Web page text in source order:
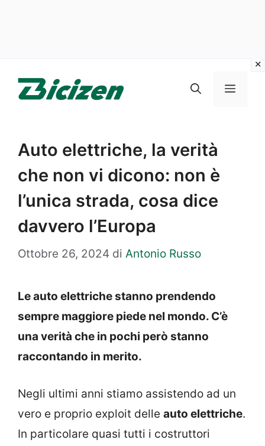
Menu
Auto elettriche, la verità
che non vi dicono: non è
l’unica strada, cosa dice
davvero l’Europa
Ottobre 26, 2024 di Antonio Russo
Le auto elettriche stanno prendendo
sempre maggiore piede nel mondo. C’è
una verità che in pochi però stanno
raccontando in merito.
Negli ultimi anni stiamo assistendo ad un
vero e proprio exploit delle auto elettriche.
In particolare quasi tutti i costruttori